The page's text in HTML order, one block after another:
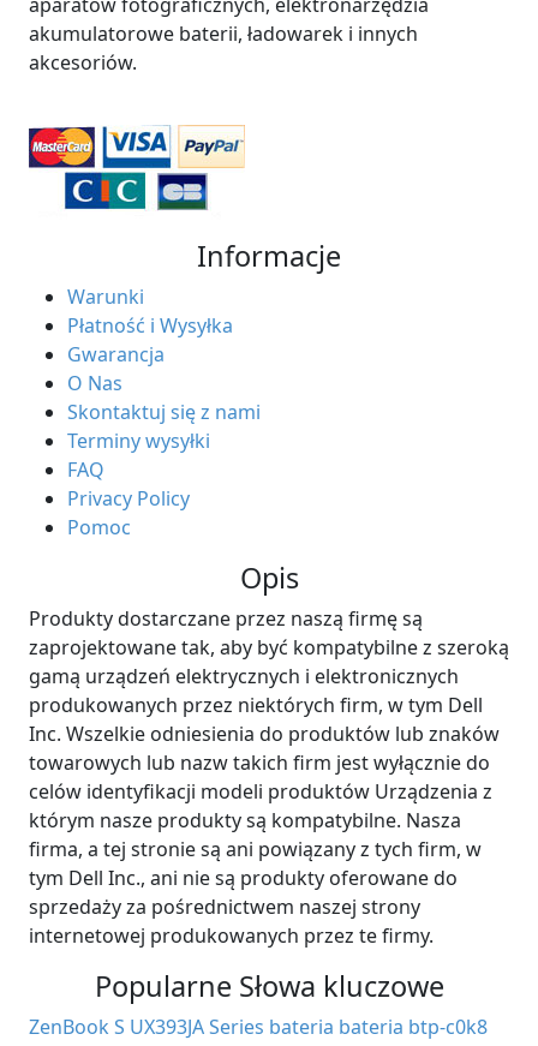
aparatów fotograficznych, elektronarzędzia
akumulatorowe baterii, ładowarek i innych
akcesoriów.
Informacje
Warunki
Płatność i Wysyłka
Gwarancja
O Nas
Skontaktuj się z nami
Terminy wysyłki
FAQ
Privacy Policy
Pomoc
Opis
Produkty dostarczane przez naszą firmę są
zaprojektowane tak, aby być kompatybilne z szeroką
gamą urządzeń elektrycznych i elektronicznych
produkowanych przez niektórych firm, w tym Dell
Inc. Wszelkie odniesienia do produktów lub znaków
towarowych lub nazw takich firm jest wyłącznie do
celów identyfikacji modeli produktów Urządzenia z
którym nasze produkty są kompatybilne. Nasza
firma, a tej stronie są ani powiązany z tych firm, w
tym Dell Inc., ani nie są produkty oferowane do
sprzedaży za pośrednictwem naszej strony
internetowej produkowanych przez te firmy.
Popularne Słowa kluczowe
ZenBook S UX393JA Series bateria bateria btp-c0k8